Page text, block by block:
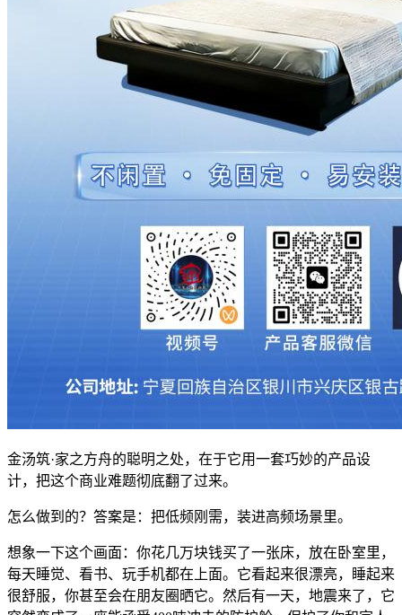
金汤筑·家之方舟的聪明之处，在于它用一套巧妙的产品设
计，把这个商业难题彻底翻了过来。
怎么做到的？答案是：把低频刚需，装进高频场景里。
想象一下这个画面：你花几万块钱买了一张床，放在卧室里，
每天睡觉、看书、玩手机都在上面。它看起来很漂亮，睡起来
很舒服，你甚至会在朋友圈晒它。然后有一天，地震来了，它